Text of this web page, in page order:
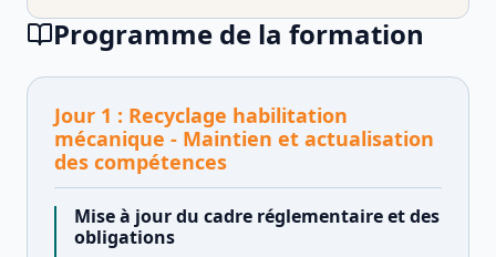
Programme de la formation
Jour 1 : Recyclage habilitation
mécanique - Maintien et actualisation
des compétences
Mise à jour du cadre réglementaire et des
obligations